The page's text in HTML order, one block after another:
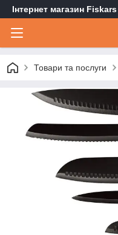
Інтернет магазин Fiskars
Товари та послуги